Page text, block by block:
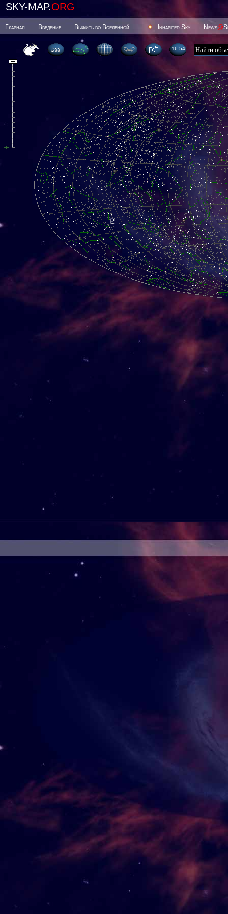
SKY-MAP.ORG
Главная Введение Выжить во Вселенной Inhabited Sky News@
16 54